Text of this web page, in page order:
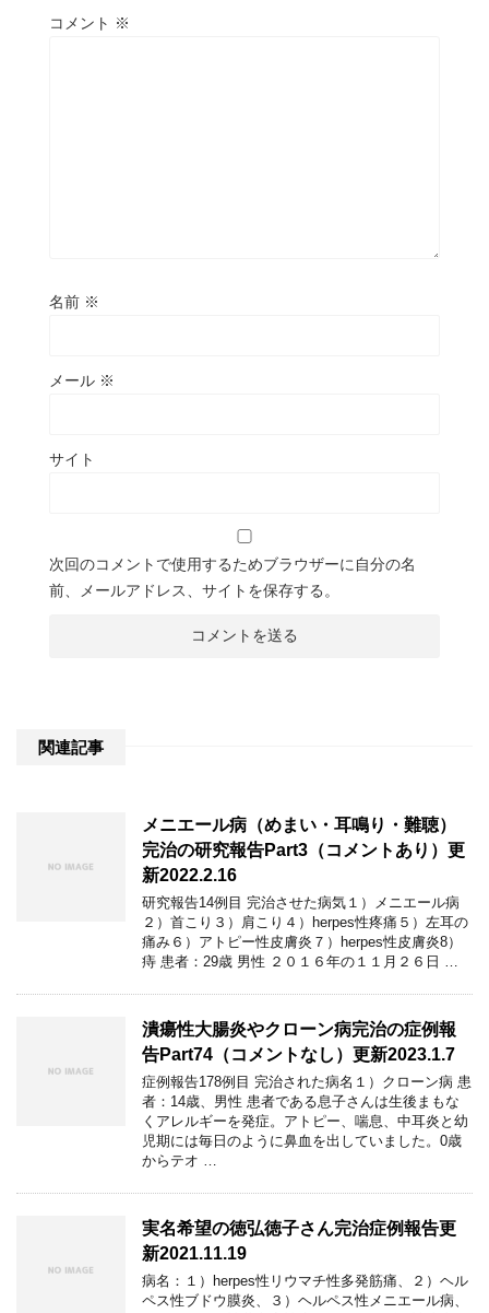
コメント ※
名前 ※
メール ※
サイト
次回のコメントで使用するためブラウザーに自分の名
前、メールアドレス、サイトを保存する。
関連記事
メニエール病（めまい・耳鳴り・難聴）
完治の研究報告Part3（コメントあり）更
新2022.2.16
研究報告14例目 完治させた病気１）メニエール病
２）首こり３）肩こり４）herpes性疼痛５）左耳の
痛み６）アトピー性皮膚炎７）herpes性皮膚炎8）
痔 患者：29歳 男性 ２０１６年の１１月２６日 …
潰瘍性大腸炎やクローン病完治の症例報
告Part74（コメントなし）更新2023.1.7
症例報告178例目 完治された病名１）クローン病 患
者：14歳、男性 患者である息子さんは生後まもな
くアレルギーを発症。アトピー、喘息、中耳炎と幼
児期には毎日のように鼻血を出していました。0歳
からテオ …
実名希望の徳弘徳子さん完治症例報告更
新2021.11.19
病名：１）herpes性リウマチ性多発筋痛、２）ヘル
ペス性ブドウ膜炎、３）ヘルペス性メニエール病、